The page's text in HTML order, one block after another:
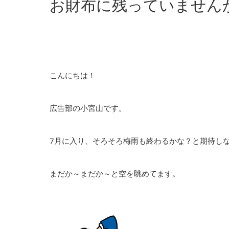
お財布に残っていません
こんにちは！
広告部の小宮山です。
7月に入り、そろそろ梅雨も終わるかな？と期待しな
まだか～まだか～と空を眺めてます。